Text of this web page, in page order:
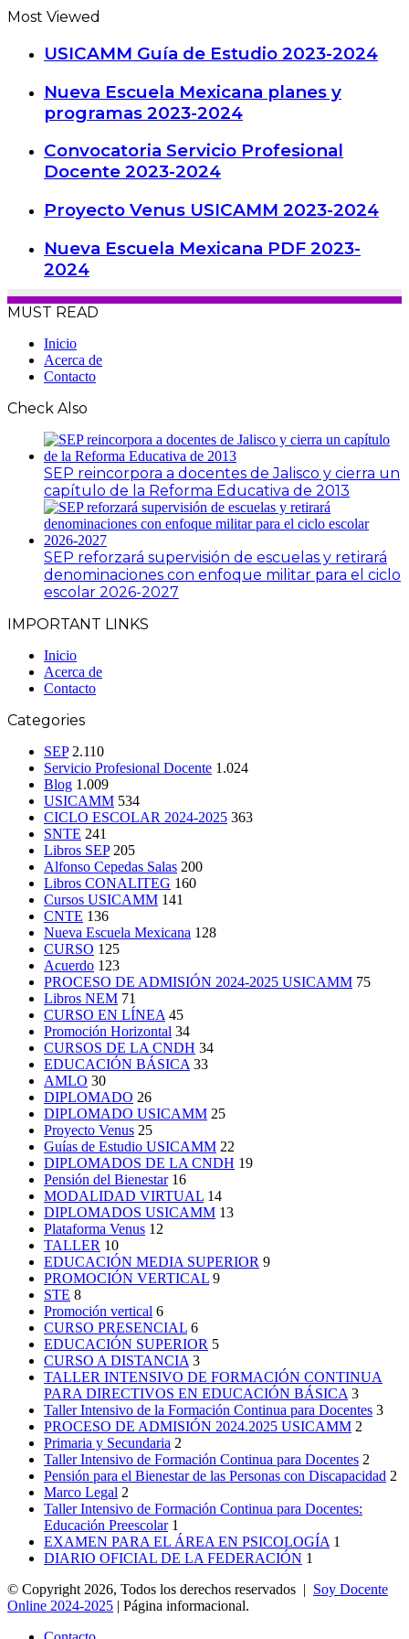
Most Viewed
USICAMM Guía de Estudio 2023-2024
Nueva Escuela Mexicana planes y
programas 2023-2024
Convocatoria Servicio Profesional
Docente 2023-2024
Proyecto Venus USICAMM 2023-2024
Nueva Escuela Mexicana PDF 2023-
2024
MUST READ
Inicio
Acerca de
Contacto
Check Also
SEP reincorpora a docentes de Jalisco y cierra un
capítulo de la Reforma Educativa de 2013
SEP reforzará supervisión de escuelas y retirará
denominaciones con enfoque militar para el ciclo
escolar 2026-2027
IMPORTANT LINKS
Inicio
Acerca de
Contacto
Categories
SEP 2.110
Servicio Profesional Docente 1.024
Blog 1.009
USICAMM 534
CICLO ESCOLAR 2024-2025 363
SNTE 241
Libros SEP 205
Alfonso Cepedas Salas 200
Libros CONALITEG 160
Cursos USICAMM 141
CNTE 136
Nueva Escuela Mexicana 128
CURSO 125
Acuerdo 123
PROCESO DE ADMISIÓN 2024-2025 USICAMM 75
Libros NEM 71
CURSO EN LÍNEA 45
Promoción Horizontal 34
CURSOS DE LA CNDH 34
EDUCACIÓN BÁSICA 33
AMLO 30
DIPLOMADO 26
DIPLOMADO USICAMM 25
Proyecto Venus 25
Guías de Estudio USICAMM 22
DIPLOMADOS DE LA CNDH 19
Pensión del Bienestar 16
MODALIDAD VIRTUAL 14
DIPLOMADOS USICAMM 13
Plataforma Venus 12
TALLER 10
EDUCACIÓN MEDIA SUPERIOR 9
PROMOCIÓN VERTICAL 9
STE 8
Promoción vertical 6
CURSO PRESENCIAL 6
EDUCACIÓN SUPERIOR 5
CURSO A DISTANCIA 3
TALLER INTENSIVO DE FORMACIÓN CONTINUA
PARA DIRECTIVOS EN EDUCACIÓN BÁSICA 3
Taller Intensivo de la Formación Continua para Docentes 3
PROCESO DE ADMISIÓN 2024.2025 USICAMM 2
Primaria y Secundaria 2
Taller Intensivo de Formación Continua para Docentes 2
Pensión para el Bienestar de las Personas con Discapacidad 2
Marco Legal 2
Taller Intensivo de Formación Continua para Docentes:
Educación Preescolar 1
EXAMEN PARA EL ÁREA EN PSICOLOGÍA 1
DIARIO OFICIAL DE LA FEDERACIÓN 1
© Copyright 2026, Todos los derechos reservados | Soy Docente
Online 2024-2025 | Página informacional.